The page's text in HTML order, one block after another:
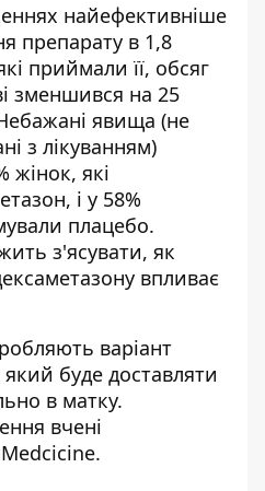
найефективніше
препарату в 1,8
приймали її, обсяг
зменшився на 25
Небажані явища (не
з лікуванням)
жінок, які
і у 58%
плацебо.
з'ясувати, як
впливає
варіант
який буде доставляти
в матку.
вчені